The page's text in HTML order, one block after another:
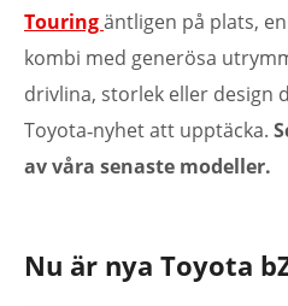
Touringäntligen på plats,
kombi med generösa
drivlina, storlek eller design
Toyota‑nyhet att upptäcka.
av våra senaste modeller.
Nu är nya Toyota